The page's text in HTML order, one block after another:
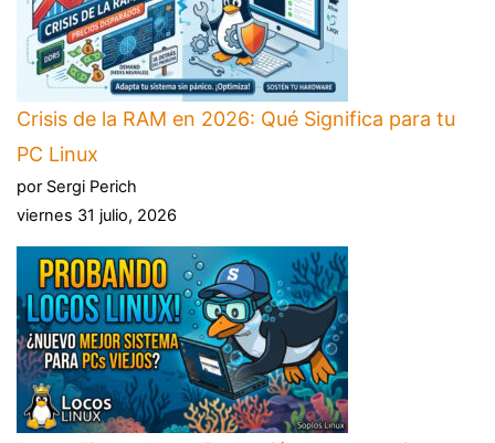
Crisis de la RAM en 2026: Qué Significa para tu
PC Linux
por Sergi Perich
viernes 31 julio, 2026